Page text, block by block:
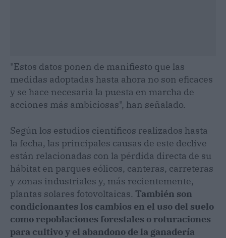
"Estos datos ponen de manifiesto que las
medidas adoptadas hasta ahora no son eficaces
y se hace necesaria la puesta en marcha de
acciones más ambiciosas", han señalado.
Según los estudios científicos realizados hasta
la fecha, las principales causas de este declive
están relacionadas con la pérdida directa de su
hábitat en parques eólicos, canteras, carreteras
y zonas industriales y, más recientemente,
plantas solares fotovoltaicas. También son
condicionantes los cambios en el uso del suelo
como repoblaciones forestales o roturaciones
para cultivo y el abandono de la ganadería